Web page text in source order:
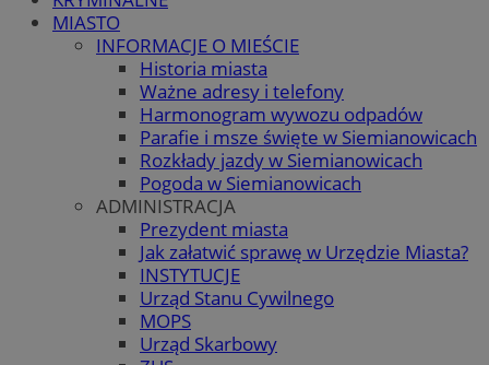
MIASTO
INFORMACJE O MIEŚCIE
Historia miasta
Ważne adresy i telefony
Harmonogram wywozu odpadów
Parafie i msze święte w Siemianowicach
Rozkłady jazdy w Siemianowicach
Pogoda w Siemianowicach
ADMINISTRACJA
Prezydent miasta
Jak załatwić sprawę w Urzędzie Miasta?
INSTYTUCJE
Urząd Stanu Cywilnego
MOPS
Urząd Skarbowy